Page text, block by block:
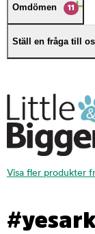
Omdömen 11
Ställ en fråga till
Visa fler produkter